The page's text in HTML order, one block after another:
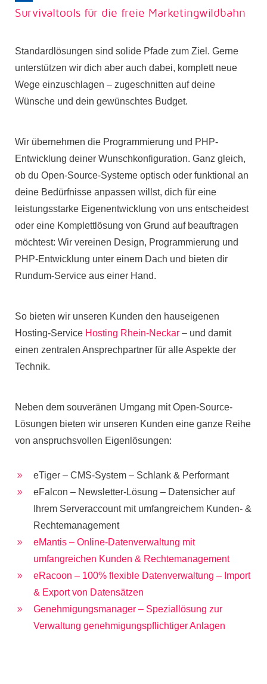
Survivaltools für die freie Marketingwildbahn
Standardlösungen sind solide Pfade zum Ziel. Gerne
unterstützen wir dich aber auch dabei, komplett neue
Wege einzuschlagen – zugeschnitten auf deine
Wünsche und dein gewünschtes Budget.
Wir übernehmen die Programmierung und PHP-
Entwicklung deiner Wunschkonfiguration. Ganz gleich,
ob du Open-Source-Systeme optisch oder funktional an
deine Bedürfnisse anpassen willst, dich für eine
leistungsstarke Eigenentwicklung von uns entscheidest
oder eine Komplettlösung von Grund auf beauftragen
möchtest: Wir vereinen Design, Programmierung und
PHP-Entwicklung unter einem Dach und bieten dir
Rundum-Service aus einer Hand.
So bieten wir unseren Kunden den hauseigenen
Hosting-Service Hosting Rhein-Neckar – und damit
einen zentralen Ansprechpartner für alle Aspekte der
Technik.
Neben dem souveränen Umgang mit Open-Source-
Lösungen bieten wir unseren Kunden eine ganze Reihe
von anspruchsvollen Eigenlösungen:
9 eTiger – CMS-System – Schlank & Performant
9
eFalcon – Newsletter-Lösung – Datensicher auf
Ihrem Serveraccount mit umfangreichem Kunden- &
Rechtemanagement
9
eMantis – Online-Datenverwaltung mit
umfangreichen Kunden & Rechtemanagement
9
eRacoon – 100% flexible Datenverwaltung – Import
& Export von Datensätzen
9
Genehmigungsmanager – Speziallösung zur
Verwaltung genehmigungspflichtiger Anlagen